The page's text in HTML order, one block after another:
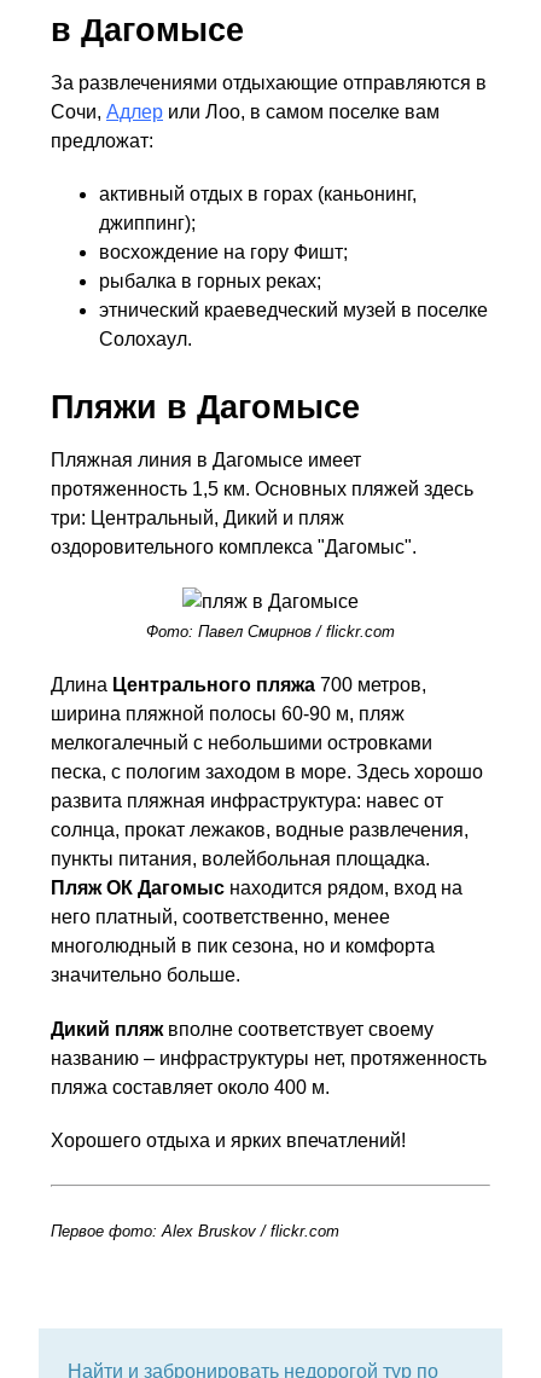
в Дагомысе
За развлечениями отдыхающие отправляются в
Сочи, Адлер или Лоо, в самом поселке вам
предложат:
активный отдых в горах (каньонинг,
джиппинг);
восхождение на гору Фишт;
рыбалка в горных реках;
этнический краеведческий музей в поселке
Солохаул.
Пляжи в Дагомысе
Пляжная линия в Дагомысе имеет
протяженность 1,5 км. Основных пляжей здесь
три: Центральный, Дикий и пляж
оздоровительного комплекса "Дагомыс".
Фото: Павел Смирнов / flickr.com
Длина Центрального пляжа 700 метров,
ширина пляжной полосы 60-90 м, пляж
мелкогалечный с небольшими островками
песка, с пологим заходом в море. Здесь хорошо
развита пляжная инфраструктура: навес от
солнца, прокат лежаков, водные развлечения,
пункты питания, волейбольная площадка.
Пляж ОК Дагомыс находится рядом, вход на
него платный, соответственно, менее
многолюдный в пик сезона, но и комфорта
значительно больше.
Дикий пляжвполне соответствует своему
названию – инфраструктуры нет, протяженность
пляжа составляет около 400 м.
Хорошего отдыха и ярких впечатлений!
Первое фото: Alex Bruskov / flickr.com
Найти и забронировать недорогой тур по